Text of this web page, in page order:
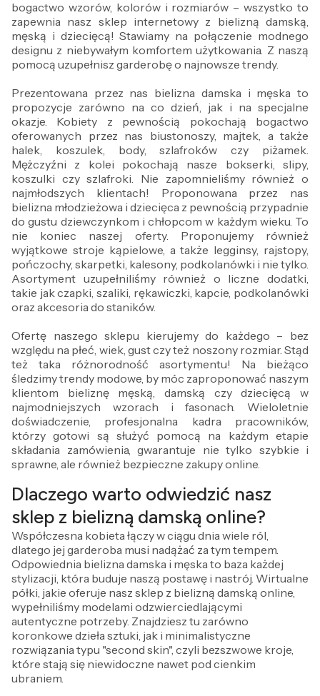
bogactwo wzorów, kolorów i rozmiarów – wszystko to
zapewnia nasz sklep internetowy z bielizną damską,
męską i dziecięcą! Stawiamy na połączenie modnego
designu z niebywałym komfortem użytkowania. Z naszą
pomocą uzupełnisz garderobę o najnowsze trendy.
Prezentowana przez nas bielizna damska i męska to
propozycje zarówno na co dzień, jak i na specjalne
okazje. Kobiety z pewnością pokochają bogactwo
oferowanych przez nas biustonoszy, majtek, a także
halek, koszulek, body, szlafroków czy piżamek.
Mężczyźni z kolei pokochają nasze bokserki, slipy,
koszulki czy szlafroki. Nie zapomnieliśmy również o
najmłodszych klientach! Proponowana przez nas
bielizna młodzieżowa i dziecięca z pewnością przypadnie
do gustu dziewczynkom i chłopcom w każdym wieku. To
nie koniec naszej oferty. Proponujemy również
wyjątkowe stroje kąpielowe, a także legginsy, rajstopy,
pończochy, skarpetki, kalesony, podkolanówki i nie tylko.
Asortyment uzupełniliśmy również o liczne dodatki,
takie jak czapki, szaliki, rękawiczki, kapcie, podkolanówki
oraz akcesoria do staników.
Ofertę naszego sklepu kierujemy do każdego – bez
względu na płeć, wiek, gust czy też noszony rozmiar. Stąd
też taka różnorodność asortymentu! Na bieżąco
śledzimy trendy modowe, by móc zaproponować naszym
klientom bieliznę męską, damską czy dziecięcą w
najmodniejszych wzorach i fasonach. Wieloletnie
doświadczenie, profesjonalna kadra pracowników,
którzy gotowi są służyć pomocą na każdym etapie
składania zamówienia, gwarantuje nie tylko szybkie i
sprawne, ale również bezpieczne zakupy online.
Dlaczego warto odwiedzić nasz
sklep z bielizną damską online?
Współczesna kobieta łączy w ciągu dnia wiele ról,
dlatego jej garderoba musi nadążać za tym tempem.
Odpowiednia bielizna damska i męska to baza każdej
stylizacji, która buduje naszą postawę i nastrój. Wirtualne
półki, jakie oferuje nasz sklep z bielizną damską online,
wypełniliśmy modelami odzwierciedlającymi
autentyczne potrzeby. Znajdziesz tu zarówno
koronkowe dzieła sztuki, jak i minimalistyczne
rozwiązania typu "second skin", czyli bezszwowe kroje,
które stają się niewidoczne nawet pod cienkim
ubraniem.